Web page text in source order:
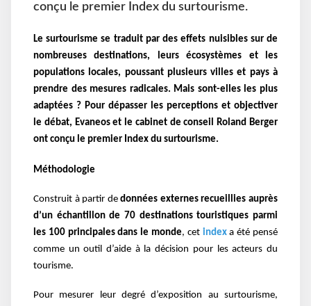
conçu le premier Index du surtourisme.
Le surtourisme se traduit par des effets nuisibles sur de
nombreuses destinations, leurs écosystèmes et les
populations locales, poussant plusieurs villes et pays à
prendre des mesures radicales. Mais sont-elles les plus
adaptées ? Pour dépasser les perceptions et objectiver
le débat, Evaneos et le cabinet de conseil Roland Berger
ont conçu le premier Index du surtourisme.
Méthodologie
Construit à partir dedonnées externes recueillies auprès
d’un échantillon de 70 destinations touristiques parmi
les 100 principales dans le monde, cet indexa été pensé
comme un outil d’aide à la décision pour les acteurs du
tourisme.
Pour mesurer leur degré d’exposition au surtourisme,